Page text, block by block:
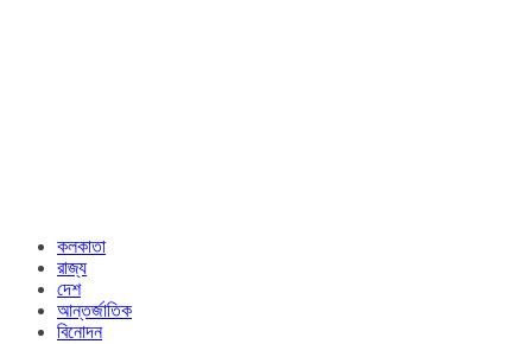
কলকাতা
রাজ্য​
দেশ
আন্তর্জাতিক
বিনোদন